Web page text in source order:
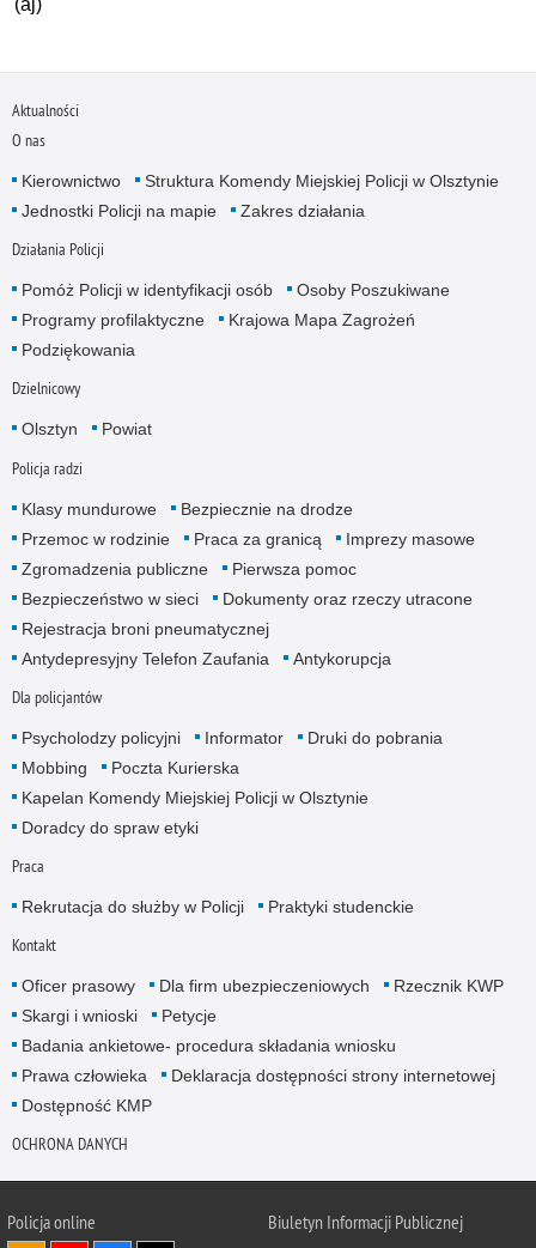
(aj)
Aktualności
O nas
Kierownictwo
Struktura Komendy Miejskiej Policji w Olsztynie
Jednostki Policji na mapie
Zakres działania
Działania Policji
Pomóż Policji w identyfikacji osób
Osoby Poszukiwane
Programy profilaktyczne
Krajowa Mapa Zagrożeń
Podziękowania
Dzielnicowy
Olsztyn Powiat
Policja radzi
Klasy mundurowe
Bezpiecznie na drodze
Przemoc w rodzinie
Praca za granicą
Imprezy masowe
Zgromadzenia publiczne
Pierwsza pomoc
Bezpieczeństwo w sieci
Dokumenty oraz rzeczy utracone
Rejestracja broni pneumatycznej
Antydepresyjny Telefon Zaufania
Antykorupcja
Dla policjantów
Psycholodzy policyjni Informator
Druki do pobrania
Mobbing
Poczta Kurierska
Kapelan Komendy Miejskiej Policji w Olsztynie
Doradcy do spraw etyki
Praca
Rekrutacja do służby w Policji Praktyki studenckie
Kontakt
Oficer prasowy Dla firm ubezpieczeniowych
Rzecznik KWP
Skargi i wnioski
Petycje
Badania ankietowe- procedura składania wniosku
Prawa człowieka
Deklaracja dostępności strony internetowej
Dostępność KMP
OCHRONA DANYCH
Policja online Biuletyn Informacji Publicznej